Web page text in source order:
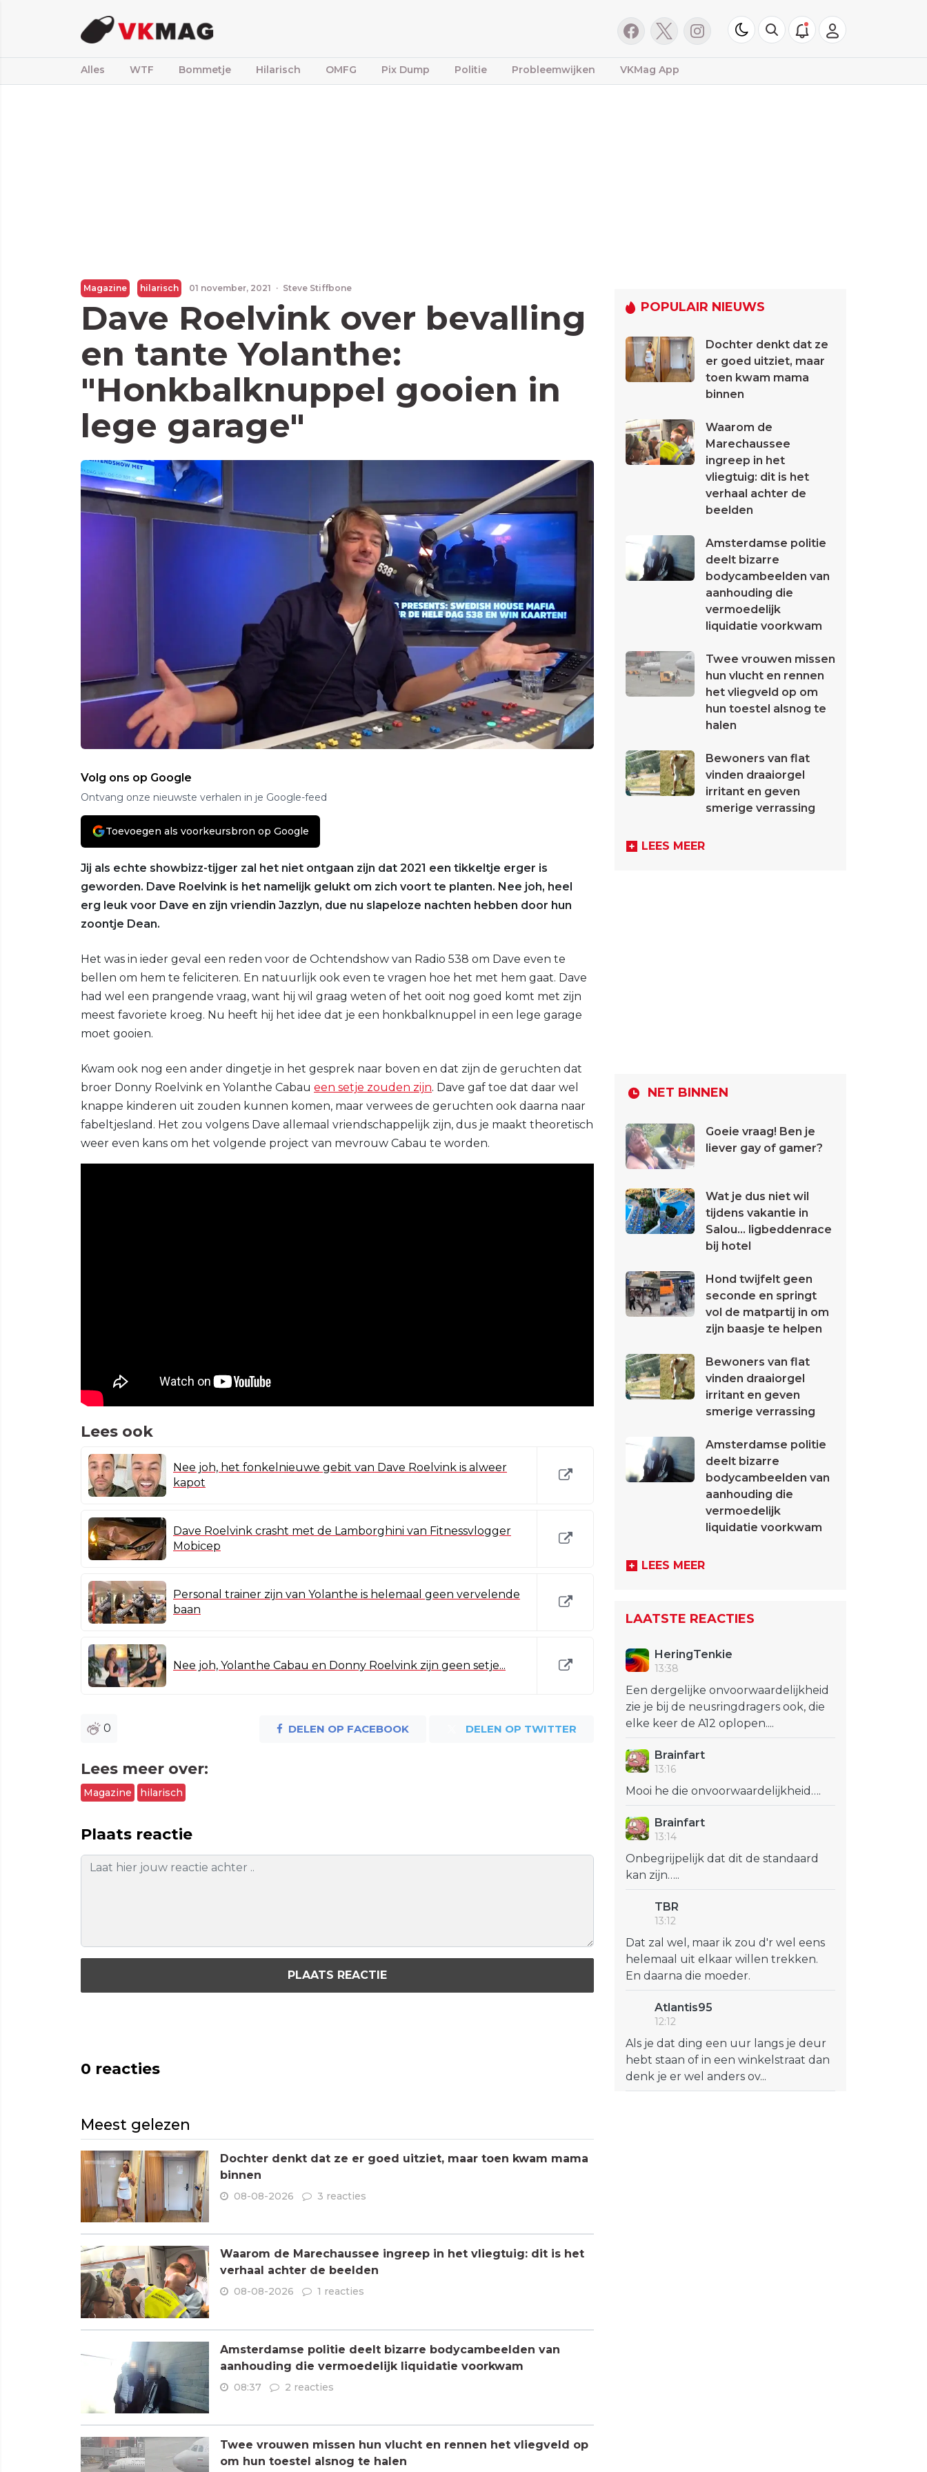
Alles WTF Bommetje Hilarisch OMFG Pix Dump Politie Probleemwijken VKMag App
Magazine hilarisch 01 november, 2021 · Steve Stiffbone
Dave Roelvink over bevalling
en tante Yolanthe:
"Honkbalknuppel gooien in
lege garage"
Volg ons op Google
Ontvang onze nieuwste verhalen in je Google-feed
Toevoegen als voorkeursbron op Google
Jij als echte showbizz-tijger zal het niet ontgaan zijn dat 2021 een tikkeltje erger is
geworden. Dave Roelvink is het namelijk gelukt om zich voort te planten. Nee joh, heel
erg leuk voor Dave en zijn vriendin Jazzlyn, due nu slapeloze nachten hebben door hun
zoontje Dean.
Het was in ieder geval een reden voor de Ochtendshow van Radio 538 om Dave even te
bellen om hem te feliciteren. En natuurlijk ook even te vragen hoe het met hem gaat. Dave
had wel een prangende vraag, want hij wil graag weten of het ooit nog goed komt met zijn
meest favoriete kroeg. Nu heeft hij het idee dat je een honkbalknuppel in een lege garage
moet gooien.
Kwam ook nog een ander dingetje in het gesprek naar boven en dat zijn de geruchten dat
broer Donny Roelvink en Yolanthe Cabau een setje zouden zijn. Dave gaf toe dat daar wel
knappe kinderen uit zouden kunnen komen, maar verwees de geruchten ook daarna naar
fabeltjesland. Het zou volgens Dave allemaal vriendschappelijk zijn, dus je maakt theoretisch
weer even kans om het volgende project van mevrouw Cabau te worden.
Lees ook
Nee joh, het fonkelnieuwe gebit van Dave Roelvink is alweer
kapot
Dave Roelvink crasht met de Lamborghini van Fitnessvlogger
Mobicep
Personal trainer zijn van Yolanthe is helemaal geen vervelende
baan
Nee joh, Yolanthe Cabau en Donny Roelvink zijn geen setje...
0 DELEN OP FACEBOOK DELEN OP TWITTER
Lees meer over:
Magazine hilarisch
Plaats reactie
PLAATS REACTIE
0 reacties
Meest gelezen
Dochter denkt dat ze er goed uitziet, maar toen kwam mama
binnen
08-08-2026 3 reacties
Waarom de Marechaussee ingreep in het vliegtuig: dit is het
verhaal achter de beelden
08-08-2026 1 reacties
Amsterdamse politie deelt bizarre bodycambeelden van
aanhouding die vermoedelijk liquidatie voorkwam
08:37 2 reacties
Twee vrouwen missen hun vlucht en rennen het vliegveld op
om hun toestel alsnog te halen
POPULAIR NIEUWS
Dochter denkt dat ze
er goed uitziet, maar
toen kwam mama
binnen
Waarom de
Marechaussee
ingreep in het
vliegtuig: dit is het
verhaal achter de
beelden
Amsterdamse politie
deelt bizarre
bodycambeelden van
aanhouding die
vermoedelijk
liquidatie voorkwam
Twee vrouwen missen
hun vlucht en rennen
het vliegveld op om
hun toestel alsnog te
halen
Bewoners van flat
vinden draaiorgel
irritant en geven
smerige verrassing
LEES MEER
NET BINNEN
Goeie vraag! Ben je
liever gay of gamer?
Wat je dus niet wil
tijdens vakantie in
Salou... ligbeddenrace
bij hotel
Hond twijfelt geen
seconde en springt
vol de matpartij in om
zijn baasje te helpen
Bewoners van flat
vinden draaiorgel
irritant en geven
smerige verrassing
Amsterdamse politie
deelt bizarre
bodycambeelden van
aanhouding die
vermoedelijk
liquidatie voorkwam
LEES MEER
LAATSTE REACTIES
HeringTenkie
13:38
Een dergelijke onvoorwaardelijkheid
zie je bij de neusringdragers ook, die
elke keer de A12 oplopen....
Brainfart
13:16
Mooi he die onvoorwaardelijkheid….
Brainfart
13:14
Onbegrijpelijk dat dit de standaard
kan zijn…..
TBR
13:12
Dat zal wel, maar ik zou d'r wel eens
helemaal uit elkaar willen trekken.
En daarna die moeder.
Atlantis95
12:12
Als je dat ding een uur langs je deur
hebt staan of in een winkelstraat dan
denk je er wel anders ov...